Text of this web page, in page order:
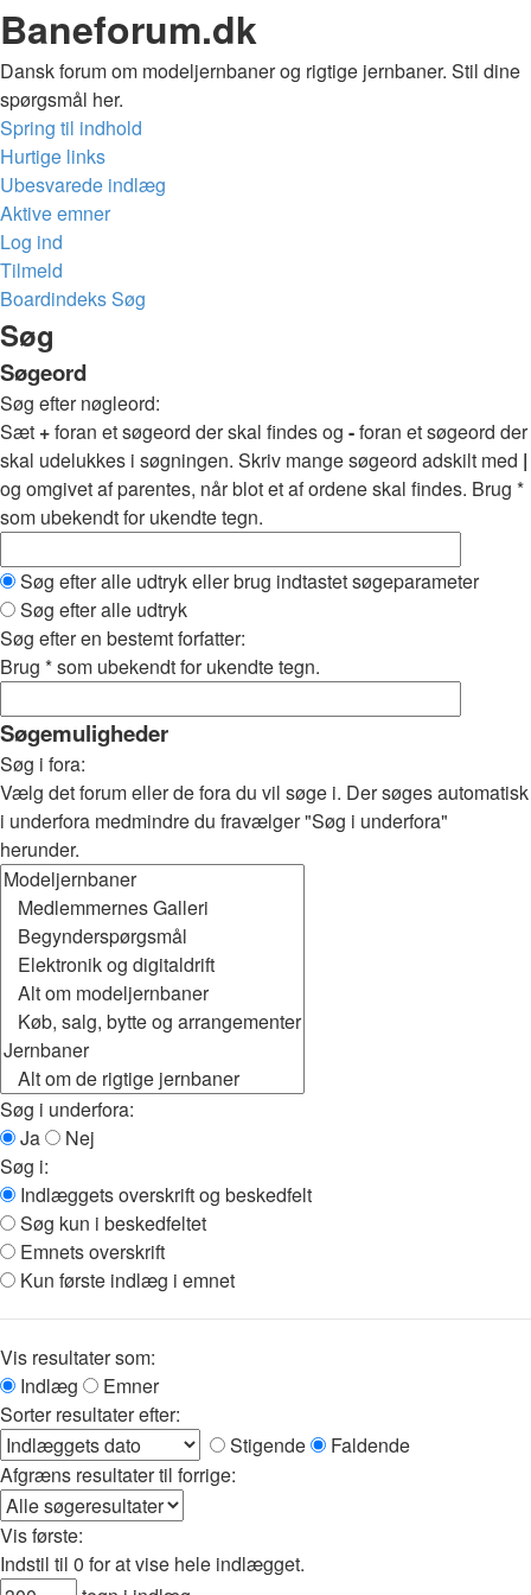
Baneforum.dk
Dansk forum om modeljernbaner og rigtige jernbaner. Stil dine
spørgsmål her.
Spring til indhold
Hurtige links
Ubesvarede indlæg
Aktive emner
Log ind
Tilmeld
BoardindeksSøg
Søg
Søgeord
Søg efter nøgleord:
Sæt +foran et søgeord der skal findes og -foran et søgeord der
skal udelukkes i søgningen. Skriv mange søgeord adskilt med |
og omgivet af parentes, når blot et af ordene skal findes. Brug *
som ubekendt for ukendte tegn.
Søg efter alle udtryk eller brug indtastet søgeparameter
Søg efter alle udtryk
Søg efter en bestemt forfatter:
Brug * som ubekendt for ukendte tegn.
Søgemuligheder
Søg i fora:
Vælg det forum eller de fora du vil søge i. Der søges automatisk
i underfora medmindre du fravælger "Søg i underfora"
herunder.
Søg i underfora:
Ja
Nej
Søg i:
Indlæggets overskrift og beskedfelt
Søg kun i beskedfeltet
Emnets overskrift
Kun første indlæg i emnet
Vis resultater som:
Indlæg
Emner
Sorter resultater efter:
Stigende
Faldende
Afgræns resultater til forrige:
Vis første:
Indstil til 0 for at vise hele indlægget.